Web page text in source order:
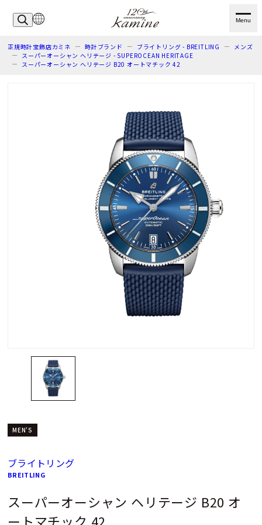
Menu
正規時計宝飾店カミネ 時計ブランド ブライトリング - BREITLING
メンズ
スーパーオーシャン ヘリテージ - SUPEROCEAN HERITAGE
スーパーオーシャン ヘリテージ B20 オートマチック 42
MEN'S
ブライトリング
BREITLING
スーパーオーシャン ヘリテージ B20 オ
ートマチック 42